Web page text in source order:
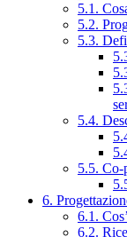
5.1.
5.2.
5.3.
5.4.
5.5. Co-
6.
6.1.
6.2.